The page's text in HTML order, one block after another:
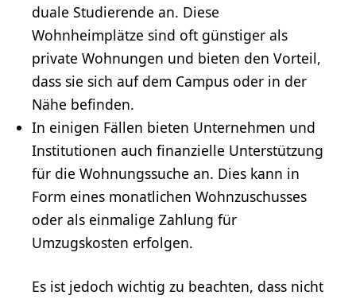
duale Studierende an. Diese
Wohnheimplätze sind oft günstiger als
private Wohnungen und bieten den Vorteil,
dass sie sich auf dem Campus oder in der
Nähe befinden.
In einigen Fällen bieten Unternehmen und
Institutionen auch finanzielle Unterstützung
für die Wohnungssuche an. Dies kann in
Form eines monatlichen Wohnzuschusses
oder als einmalige Zahlung für
Umzugskosten erfolgen.
Es ist jedoch wichtig zu beachten, dass nicht